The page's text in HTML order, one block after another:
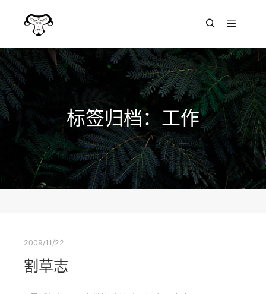
标签归档： 工作
2009/11/22
割草志